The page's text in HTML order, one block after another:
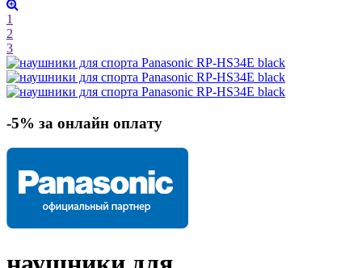
1
2
3
-5% за онлайн оплату